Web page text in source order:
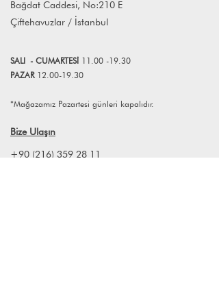
Farklı adetlerdeki siparişleriniz için
Bağdat Caddesi, No:210 E
Çiftehavuzlar / İstanbul
SALI - CUMARTESİ 11.00 -19.30
PAZAR 12.00-19.30
*Mağazamız Pazartesi günleri kapalıdır.
Bize Ulaşın
+90 (216) 359 28 11